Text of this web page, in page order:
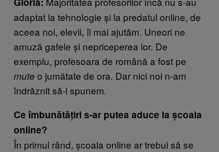
adaptat la tehnologie și la predatul online, de
aceea noi, elevii, îi mai ajutăm. Uneori ne
amuză gafele și nepriceperea lor. De
exemplu, profesoara de română a fost pe
mute o jumătate de ora. Dar nici noi n-am
îndrăznit să-i spunem.
Ce îmbunătățiri s-ar putea aduce la școala
online?
În primul rând, școala online ar trebui să se